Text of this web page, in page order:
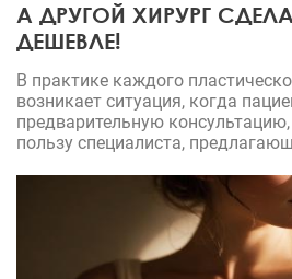
А ДРУГОЙ ХИРУРГ
ДЕШЕВЛЕ!
В практике каждого
возникает ситуация, когда
предварительную
пользу специалиста,